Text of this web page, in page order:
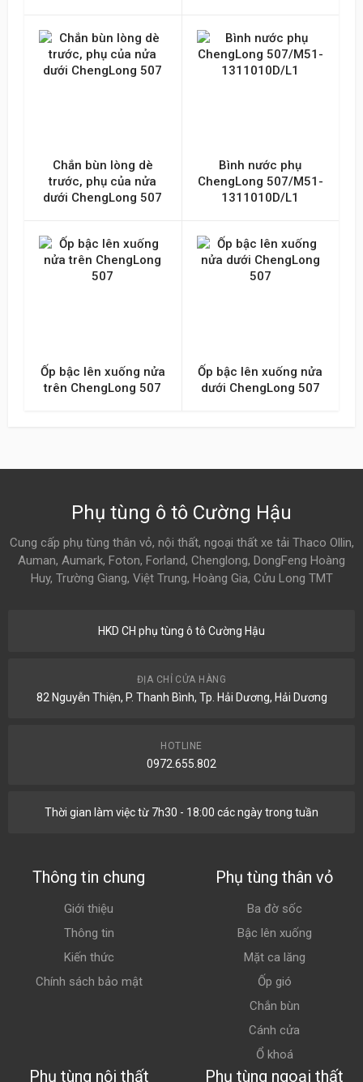
Chắn bùn lòng dè
trước, phụ của nửa
dưới ChengLong 507
Bình nước phụ
ChengLong 507/M51-
1311010D/L1
Ốp bậc lên xuống nửa
trên ChengLong 507
Ốp bậc lên xuống nửa
dưới ChengLong 507
Phụ tùng ô tô Cường Hậu
Cung cấp phụ tùng thân vỏ, nội thất, ngoại thất xe tải Thaco Ollin,
Auman, Aumark, Foton, Forland, Chenglong, DongFeng Hoàng
Huy, Trường Giang, Việt Trung, Hoàng Gia, Cửu Long TMT
HKD CH phụ tùng ô tô Cường Hậu
ĐỊA CHỈ CỬA HÀNG
82 Nguyễn Thiện, P. Thanh Bình, Tp. Hải Dương, Hải Dương
HOTLINE
0972.655.802
Thời gian làm việc từ 7h30 - 18:00 các ngày trong tuần
Thông tin chung
Giới thiệu
Thông tin
Kiến thức
Chính sách bảo mật
Phụ tùng thân vỏ
Ba đờ sốc
Bậc lên xuống
Mặt ca lăng
Ốp gió
Chắn bùn
Cánh cửa
Ổ khoá
Phụ tùng nội thất Phụ tùng ngoại thất